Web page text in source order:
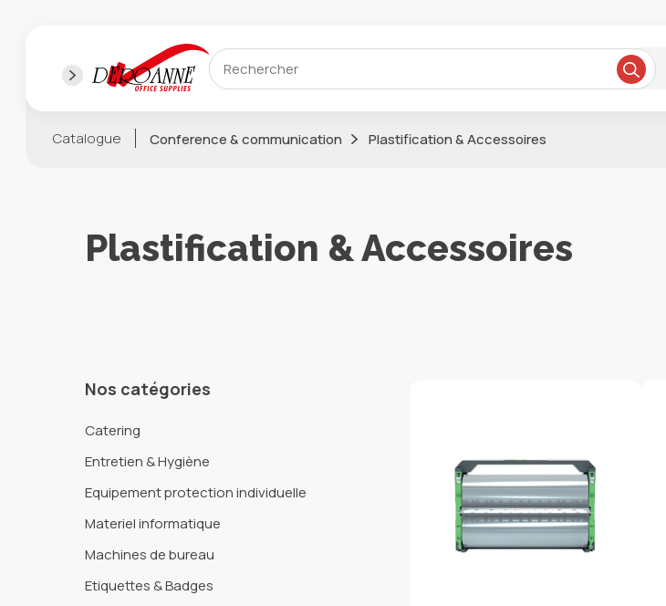
Catalogue Conference & communication Plastification & Accessoires
Plastification & Accessoires
Nos catégories
Catering
Entretien & Hygiène
Equipement protection individuelle
Materiel informatique
Machines de bureau
Etiquettes & Badges